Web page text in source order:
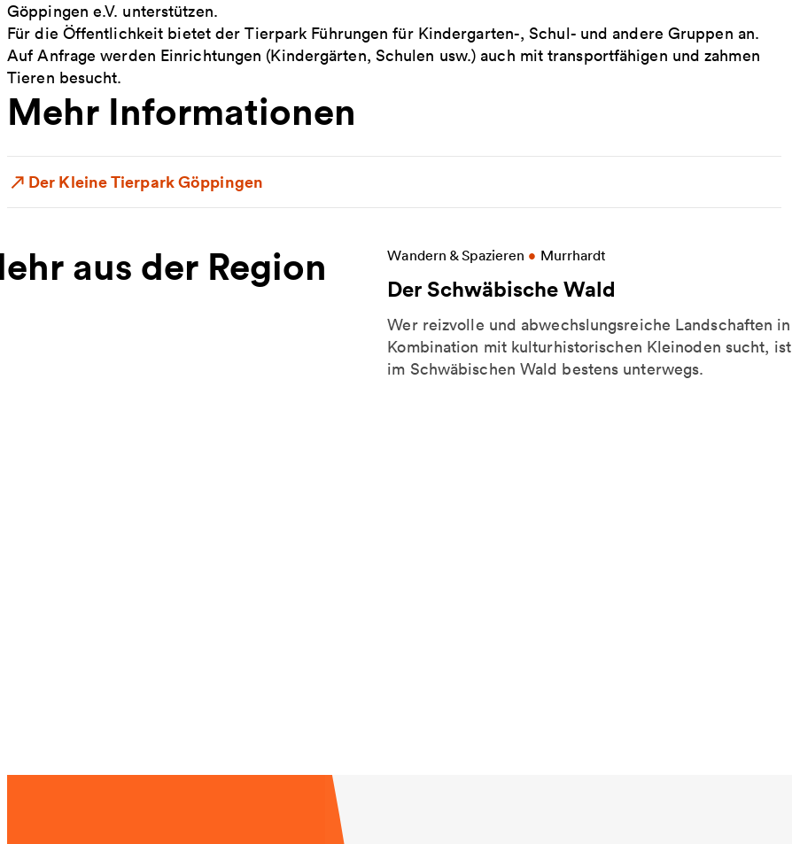
Göppingen e.V. unterstützen.
Für die Öffentlichkeit bietet der Tierpark Führungen für Kindergarten-, Schul- und andere Gruppen an.
Auf Anfrage werden Einrichtungen (Kindergärten, Schulen usw.) auch mit transportfähigen und zahmen
Tieren besucht.
Mehr Informationen
Der Kleine Tierpark Göppingen
aus der Region Wandern & Spazieren • Murrhardt
Der Schwäbische Wald
Wer reizvolle und abwechslungsreiche Landschaften in
Kombination mit kulturhistorischen Kleinoden sucht, ist
im Schwäbischen Wald bestens unterwegs.
Weitere Informationen zu Der Schwäbische Wald